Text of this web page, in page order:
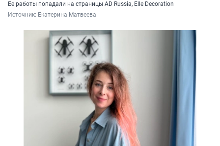
Ее работы попадали на страницы AD Russia, Elle Decoration
Источник: Екатерина Матвеева